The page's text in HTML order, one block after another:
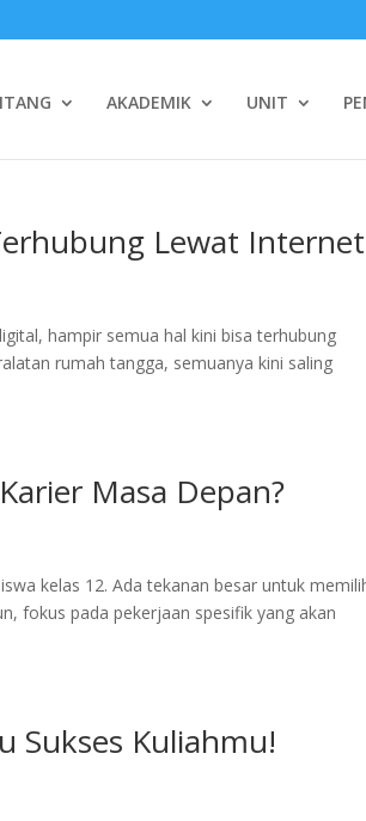
AKADEMIK UNIT
Lewat Internet
hampir semua hal kini bisa terhubung
rumah tangga, semuanya kini saling
Masa Depan?
kelas 12. Ada tekanan besar untuk
fokus pada pekerjaan spesifik yang akan
Sukses Kuliahmu!